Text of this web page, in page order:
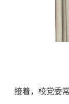
接着，校党委